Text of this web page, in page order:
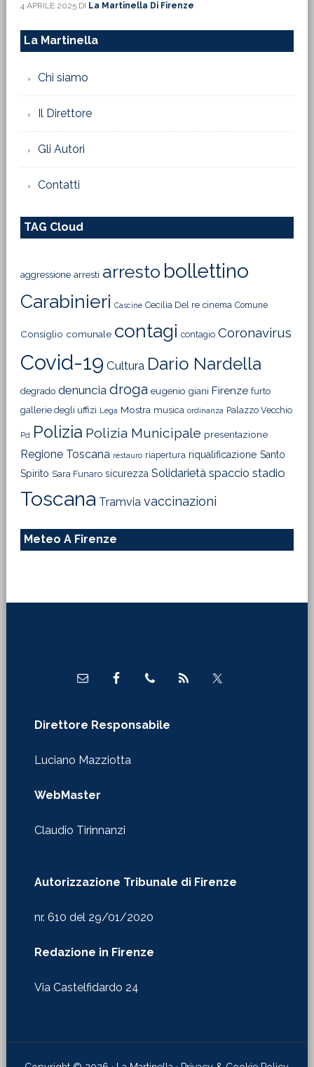
4 APRILE 2025DI La Martinella Di Firenze
La Martinella
Chi siamo
Il Direttore
Gli Autori
Contatti
TAG Cloud
aggressione arresti arresto bollettino
Carabinieri Cascine Cecilia Del re cinema Comune
Consiglio comunale contagi contagio Coronavirus
Covid-19 Cultura Dario Nardella
degrado denuncia droga eugenio giani Firenze furto
gallerie degli uffizi Lega Mostra musica ordinanza Palazzo Vecchio
Pd Polizia Polizia Municipale presentazione
Regione Toscana restauro riapertura riqualificazione Santo
Spirito Sara Funaro sicurezza Solidarietà spaccio stadio
Toscana Tramvia vaccinazioni
Meteo A Firenze
Direttore Responsabile
Luciano Mazziotta
WebMaster
Claudio Tirinnanzi
Autorizzazione Tribunale di Firenze
nr. 610 del 29/01/2020
Redazione in Firenze
Via Castelfidardo 24